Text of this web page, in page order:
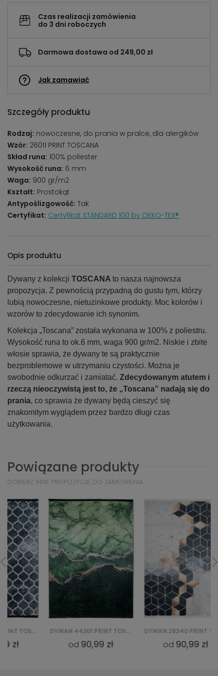
Czas realizacji zamówienia
do 3 dni roboczych
Darmowa dostawa od 249,00 zł
Jak zamawiać
Szczegóły produktu
Rodzaj: nowoczesne, do prania w pralce, dla alergików
Wzór: 26011 PRINT TOSCANA
Skład runa: 100% poliester
Wysokość runa: 6 mm
Waga: 900 gr/m2
Kształt: Prostokąt
Antypoślizgowość: Tak
Certyfikat: Certyfikat STANDARD 100 by OEKO-TEX®
Opis produktu
Dywany z kolekcji TOSCANA to nasza najnowsza
propozycja. Z pewnością przypadną do gustu tym, którzy
lubią nowoczesne, nietuzinkowe produkty. Moc kolorów i
wzorów to zdecydowanie ich synonim.
Kolekcja „Toscana” została wykonana w 100% z poliestru.
Wysokość runa to ok.6 mm, waga 900 gr/m2. Niskie i zbite
włosie sprawia, że dywany te są praktycznie
bezproblemowe w utrzymaniu czystości. Można je
swobodnie odkurzać i zamiatać. Zdecydowanym atutem i
rzeczą nieoczywistą jest to, że „Toscana” nadają się do
prania, co sprawia że dywany będą cieszyć się
znakomitym wyglądem przez bardzo długi czas
użytkowania.
Powiązane produkty
DOBIERZ INNE PROPOZYCJE DO ZAMÓWIENIA
DYWAN 44201 PRINT TOSCANA
90,99 zł
DYWAN 29340 PRINT TOSCANA
90,99 zł